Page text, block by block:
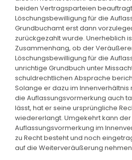
beiden Vertragsparteien
Löschungsbewilligung für die
Grundbuchamt erst dann
zurückgezahlt wurde. Unerheblich
Zusammenhang, ob der
Löschungsbewilligung für die
unrichtige Grundbuch unter
schuldrechtlichen Absprache
Solange er dazu im Innenverhältnis
die Auflassungsvormerkung auch
lässt, hat er seine ursprüngliche
wiedererlangt. Umgekehrt kann
Auflassungsvormerkung im
zu Recht besteht und noch
auf die Weiterveräußerung